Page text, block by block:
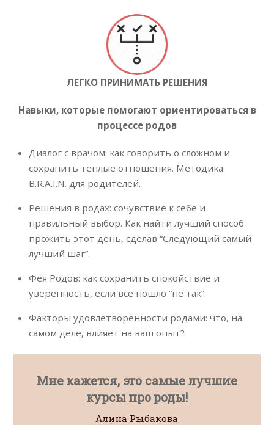
ЛЕГКО ПРИНИМАТЬ РЕШЕНИЯ
Навыки, которые помогают ориентироваться в
процессе родов
Диалог с врачом: как говорить о сложном и
сохранить теплые отношения. Методика
B.R.A.I.N. для родителей.
Решения в родах: сочувствие к себе и
правильный выбор. Как найти лучший способ
прожить этот день, сделав “Следующий самый
лучший шаг”.
Фея Родов: как сохранить спокойствие и
уверенность, если все пошло “не так”.
Факторы удовлетворенности родами: что, на
самом деле, влияет на ваш опыт?
Мне кажется, это самые лучшие
курсы про роды!
Алина Рыбакова